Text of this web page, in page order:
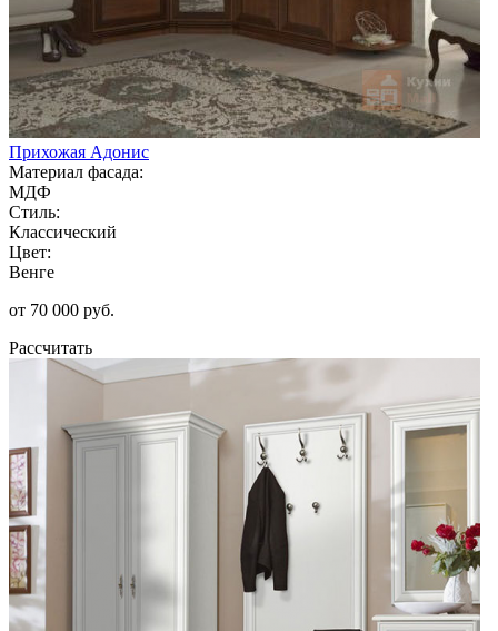
Прихожая Адонис
Материал фасада:
МДФ
Стиль:
Классический
Цвет:
Венге
от 70 000 руб.
Рассчитать